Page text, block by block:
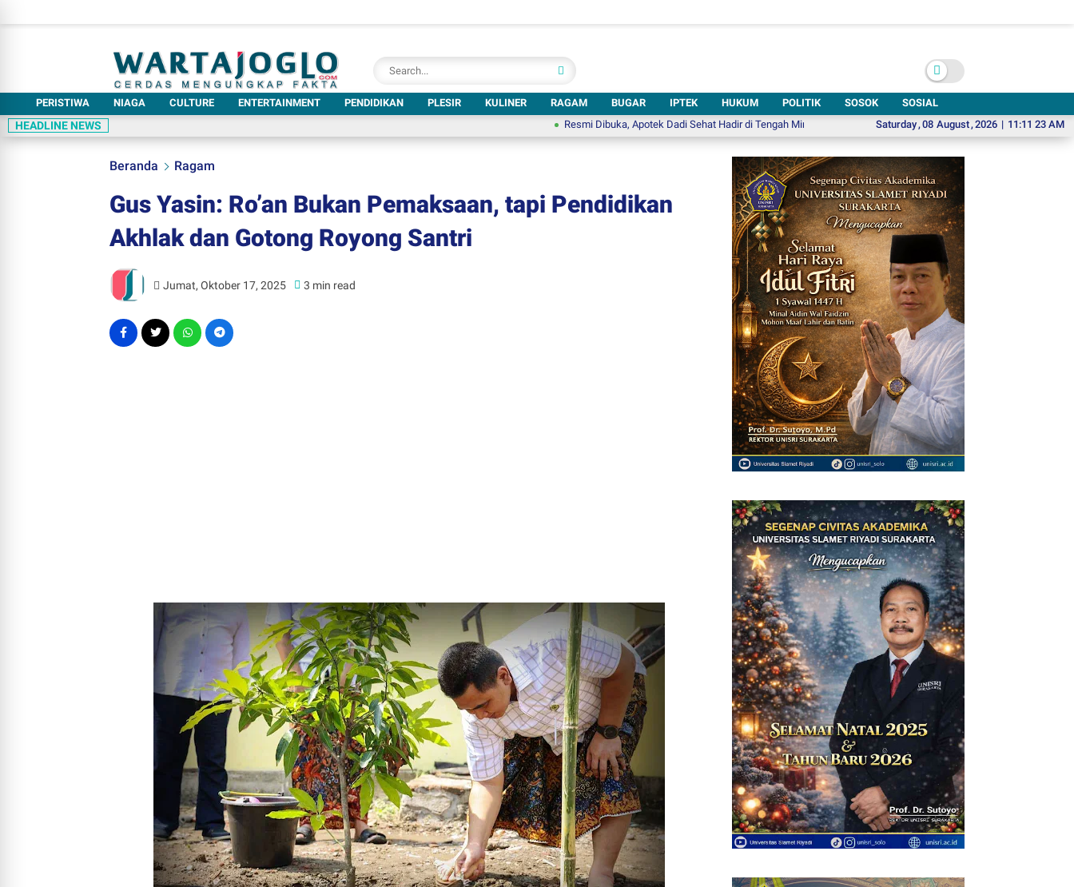
PERISTIWA NIAGA CULTURE ENTERTAINMENT PENDIDIKAN PLESIR KULINER RAGAM BUGAR IPTEK HUKUM POLITIK SOSOK
SOSIAL
Saturday,08 August,2026 | 11:11 24 AM
HEADLINE NEWS Resmi Dibuka, Apotek Dadi Sehat Hadir di Tengah Minimnya Fasilitas Kesehatan Kawasan Jeruk Sawit Hadiri Emparty
Beranda Ragam
Gus Yasin: Ro’an Bukan Pemaksaan, tapi Pendidikan
Akhlak dan Gotong Royong Santri
Jumat, Oktober 17, 2025 3 min read